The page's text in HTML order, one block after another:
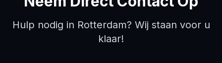
Hulp nodig in Rotterdam? Wij staan voor u
klaar!